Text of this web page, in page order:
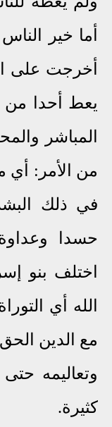
أما خير
أخرجت على
يعط أحدا من
المباشر
من الأمر: أي
في ذلك
حسدا
اختلف بنو
الله أي
مع الدين الحق
وتعاليمه
كثيرة.